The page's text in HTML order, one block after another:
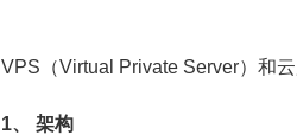
VPS（Virtual Private Server）和
1、 架构